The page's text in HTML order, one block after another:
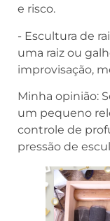
e risco.
- Escultura de
uma raiz ou
improvisação,
Minha opinião:
um pequeno
controle de
pressão de